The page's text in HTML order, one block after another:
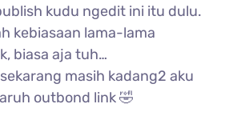
kudu ngedit ini itu dulu.
kebiasaan lama-lama
biasa aja tuh…
masih kadang2 aku
outbond link 🤣